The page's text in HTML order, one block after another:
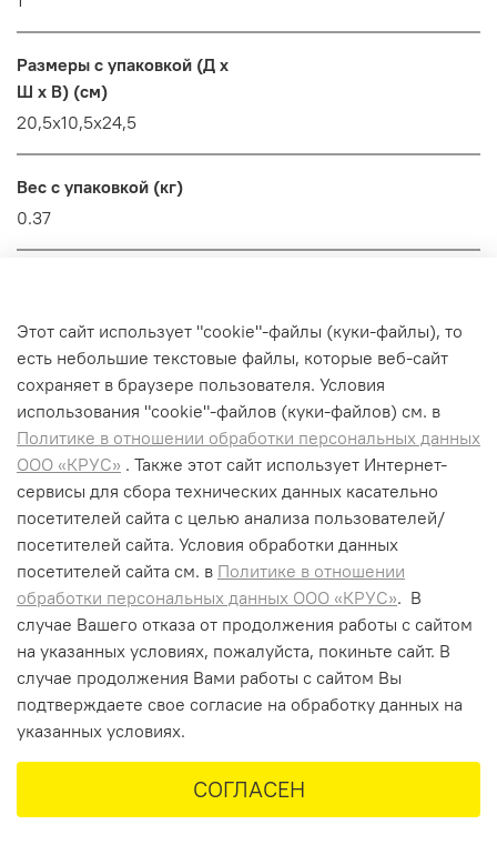
В корзину
Размеры с упаковкой (Д x
Ш x В) (см)
20,5x10,5x24,5
Вес с упаковкой (кг)
0.37
Чередование операций влажной и сухой уборки
без замены фильтра
+7 (495) 662-99-75
Этот сайт использует "cookie"-файлы (куки-файлы), то
есть небольшие текстовые файлы, которые веб-сайт
сохраняет в браузере пользователя. Условия
использования "cookiе"-файлов (куки-файлов) см. в
Политике в отношении обработки персональных данных
ООО «КРУС» . Также этот сайт использует Интернет-
сервисы для сбора технических данных касательно
посетителей сайта с целью анализа пользователей/
посетителей сайта. Условия обработки данных
посетителей сайта см. в Политике в отношении
обработки персональных данных ООО «КРУС». В
случае Вашего отказа от продолжения работы с сайтом
на указанных условиях, пожалуйста, покиньте сайт. В
случае продолжения Вами работы с сайтом Вы
подтверждаете свое согласие на обработку данных на
указанных условиях.
СОГЛАСЕН